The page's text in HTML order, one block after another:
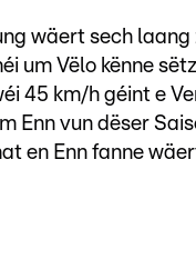
wäert sech
um Vëlo kënne
45 km/h géint e
Enn vun dëser
en Enn fanne